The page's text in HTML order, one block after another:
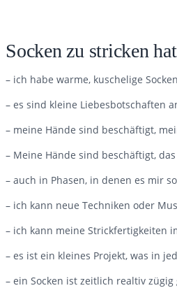
Socken zu stricken
– ich habe warme, kuschelige
– es sind kleine Liebesbotschaften
– meine Hände sind beschäftigt,
– Meine Hände sind beschäftigt,
– auch in Phasen, in denen es mir
– ich kann neue Techniken oder
– ich kann meine Strickfertigkeiten
– es ist ein kleines Projekt, was in
– ein Socken ist zeitlich realtiv